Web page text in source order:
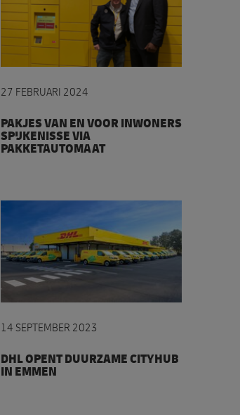
27 FEBRUARI 2024
PAKJES VAN EN VOOR INWONERS
SPIJKENISSE VIA
PAKKETAUTOMAAT
14 SEPTEMBER 2023
DHL OPENT DUURZAME CITYHUB
IN EMMEN